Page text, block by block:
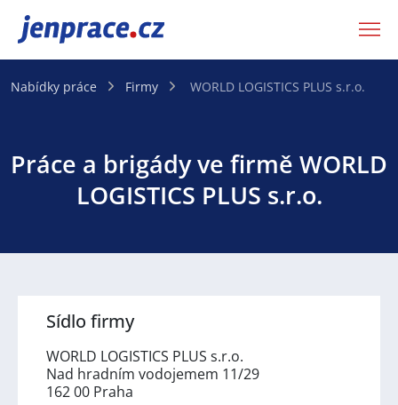
JenPráce.cz
Nabídky práce Firmy WORLD LOGISTICS PLUS s.r.o.
Práce a brigády ve firmě WORLD
LOGISTICS PLUS s.r.o.
Sídlo firmy
WORLD LOGISTICS PLUS s.r.o.
Nad hradním vodojemem 11/29
162 00 Praha